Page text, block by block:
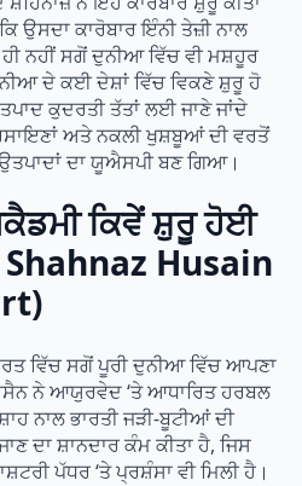
ਉਸਦਾ ਕਾਰੋਬਾਰ ਇੰਨੀ ਤੇਜ਼ੀ ਨਾਲ
ਨਹੀਂ ਸਗੋਂ ਦੁਨੀਆ ਵਿੱਚ ਵੀ ਮਸ਼ਹੂਰ
ਦੇ ਕਈ ਦੇਸ਼ਾਂ ਵਿੱਚ ਵਿਕਣੇ ਸ਼ੁਰੂ ਹੋ
ਕੁਦਰਤੀ ਤੱਤਾਂ ਲਈ ਜਾਣੇ ਜਾਂਦੇ
ਅਤੇ ਨਕਲੀ ਖੁਸ਼ਬੂਆਂ ਦੀ ਵਰਤੋਂ
ਦਾ ਯੂਐਸਪੀ ਬਣ ਗਿਆ।
ਕਿਵੇਂ ਸ਼ੁਰੂ ਹੋਈ
Husain
ਵਿੱਚ ਸਗੋਂ ਪੂਰੀ ਦੁਨੀਆ ਵਿੱਚ ਆਪਣਾ
ਨੇ ਆਯੁਰਵੇਦ ‘ਤੇ ਆਧਾਰਿਤ ਹਰਬਲ
ਨਾਲ ਭਾਰਤੀ ਜੜੀ-ਬੂਟੀਆਂ ਦੀ
ਦਾ ਸ਼ਾਨਦਾਰ ਕੰਮ ਕੀਤਾ ਹੈ, ਜਿਸ
ਪੱਧਰ ‘ਤੇ ਪ੍ਰਸ਼ੰਸਾ ਵੀ ਮਿਲੀ ਹੈ।